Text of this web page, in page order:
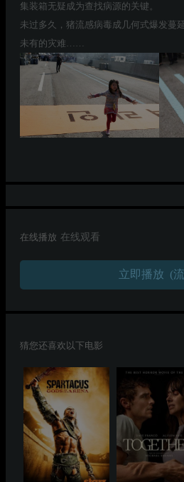
集装箱无疑成为查找病源的关键。
未过多久，猪流感病毒成几何式爆发蔓
未有的灾难……
在线播放 在线观看
立即播放 (
猜您还喜欢以下电影